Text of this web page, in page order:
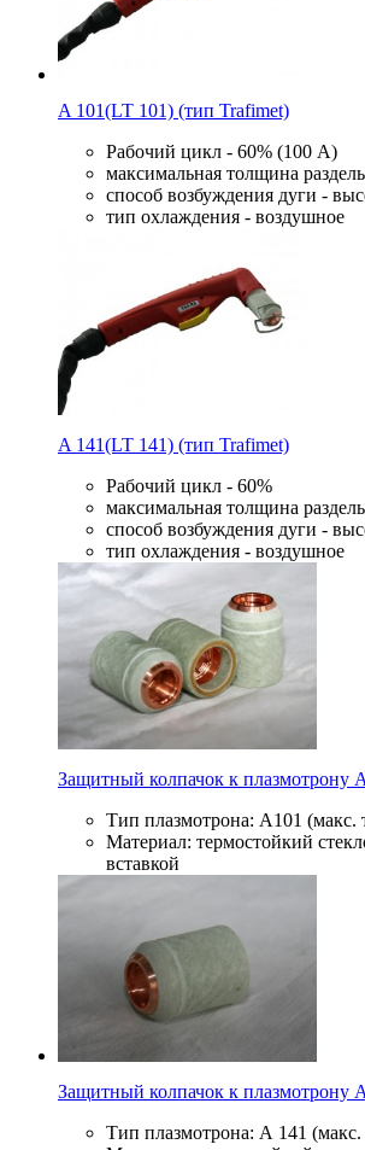
A 101(LT 101) (тип Trafimet)
Рабочий цикл - 60% (100 A)
максимальная толщина
способ возбуждения дуги -
тип охлаждения - воздушное
A 141(LT 141) (тип Trafimet)
Рабочий цикл - 60%
максимальная толщина
способ возбуждения дуги -
тип охлаждения - воздушное
Защитный колпачок к плазмотрону
Тип плазмотрона: А101 (макс.
Материал: термостойкий
вставкой
Защитный колпачок к плазмотрону
Тип плазмотрона: А 141